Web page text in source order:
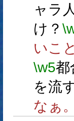
ャラ
け？
いこ
\w5都
を流
なぁ。